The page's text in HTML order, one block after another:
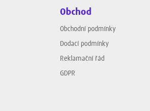
Obchod
Obchodní podmínky
Dodací podmínky
Reklamační řád
GDPR